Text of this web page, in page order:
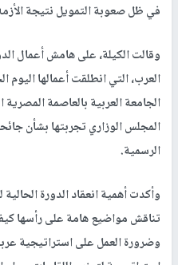
في ظل صعوبة التمويل نتيجة
العرب، التي انطلقت أعمالها
الجامعة العربية بالعاصمة
الرسمية.
وأكدت أهمية انعقاد الدورة
تناقش مواضيع هامة على رأسها
وضرورة العمل على استراتيجية